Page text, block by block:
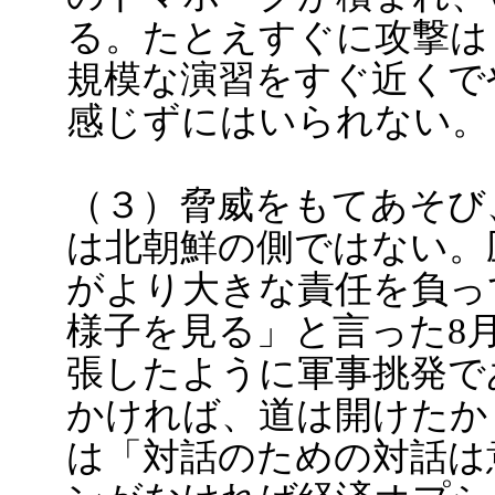
る。たとえすぐに攻撃
規模な演習をすぐ近く
感じずにはいられない。
（３）脅威をもてあそ
は北朝鮮の側ではない
がより大きな責任を負
様子を見る」と言った8
張したように軍事挑発
かければ、道は開けた
は「対話のための対話